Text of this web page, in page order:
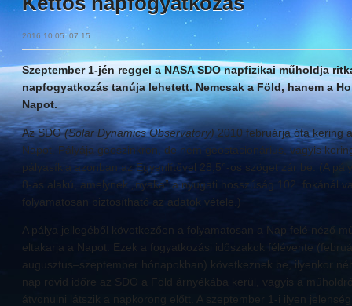
2016.10.05. 07:15
Szeptember 1-jén reggel a NASA SDO napfizikai műholdja
napfogyatkozás tanúja lehetett. Nemcsak a Föld, hanem a
Napot.
Az SDO(Solar Dynamics Observatory) 2010 februárja óta kering
Napot. Pályája geoszinkron, de nem geostacionárius, vagyis
pályasíkja azonban az Egyenlítővel 28,5°-os szöget zár be. (A
8-as alakú, amelynek „nyaka” a nyugati hosszúság 102. fokánál
folyamatosan biztosítható az adatok vétele.)
A pálya jellegéből következően a folyamatosan a Nap felé néző
eltakarja a Napot. Ezek a fogyatkozási időszakok félévente
augusztus–szeptember hónapokban) következnek be, ilyenkor
nap rövid időre az SDO a Föld árnyékába kerül, vagyis a
átvonulni látszik a napkorong előtt. A szeptember 1-i ilyen